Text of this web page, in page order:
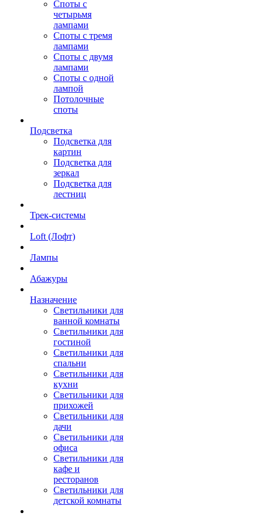
Споты с
четырьмя
лампами
Споты с тремя
лампами
Споты с двумя
лампами
Споты с одной
лампой
Потолочные
споты
Подсветка
Подсветка для
картин
Подсветка для
зеркал
Подсветка для
лестниц
Трек-системы
Loft (Лофт)
Лампы
Абажуры
Назначение
Светильники для
ванной комнаты
Светильники для
гостиной
Светильники для
спальни
Светильники для
кухни
Светильники для
прихожей
Светильники для
дачи
Светильники для
офиса
Светильники для
кафе и
ресторанов
Светильники для
детской комнаты